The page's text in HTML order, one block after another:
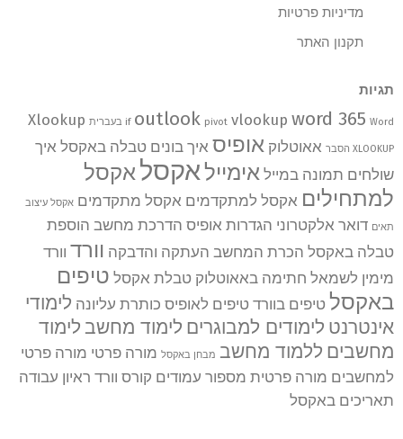
מדיניות פרטיות
תקנון האתר
תגיות
if outlook pivot vlookup word 365 Word בעברית Xlookup
XLOOKUP הסבר אאוטלוק אופיס איך בונים טבלה באקסל איך
שולחים תמונה במייל אימיילאקסלאקסל
למתחילים אקסל למתקדמים אקסל מתקדמים אקסל עיצוב
תאים דואר אלקטרוני הגדרות אופיס הדרכת מחשב הוספת
טבלה באקסל הכרת המחשב העתקה והדבקה וורד וורד
מימין לשמאל חתימה באאוטלוק טבלת אקסל טיפים
באקסל טיפים בוורד טיפים לאופיס כותרת עליונה לימודי
אינטרנט לימודים למבוגרים לימוד מחשב לימוד
מחשבים ללמוד מחשב מבחן באקסל מורה פרטי מורה פרטי
למחשבים מורה פרטית מספור עמודים קורס וורד ראיון עבודה
תאריכים באקסל